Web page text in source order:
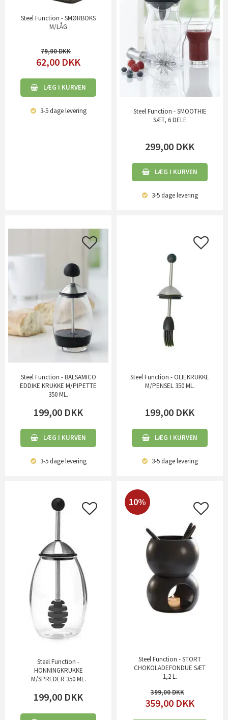
Steel Function - SMØRBOKS
M/LÅG
79,00
62,00 DKK
LÆG I KURVEN
3-5 dagelevering
Steel Function - SMOOTHIE
SÆT, 6 DELE
299,00 DKK
LÆG I KURVEN
3-5 dagelevering
Steel Function - BALSAMICO
EDDIKE KRUKKE M/PIPETTE
350 ML.
199,00 DKK
LÆG I KURVEN
3-5 dagelevering
Steel Function - OLIEKRUKKE
M/PENSEL 350 ML.
199,00 DKK
LÆG I KURVEN
3-5 dagelevering
Steel Function -
HONNINGKRUKKE
M/SPREDER 350 ML.
199,00 DKK
10%
Steel Function - STORT
CHOKOLADEFONDUE SÆT
1,2 L.
399,00
359,00 DKK